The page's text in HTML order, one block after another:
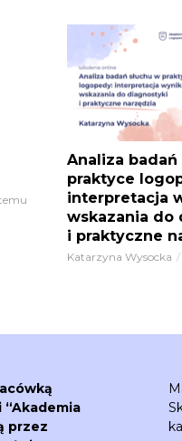
Analiza badań
praktyce
interpretacja
wskazania do
i praktyczne
Katarzyna Wysocka
przez